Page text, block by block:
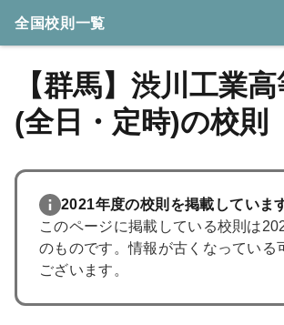
【群馬】渋川工業
(全日・定時)の校則
2021年度の校則を掲載していま
このページに掲載している校則は
のものです。情報が古くなっている
ございます。
全国校則一覧